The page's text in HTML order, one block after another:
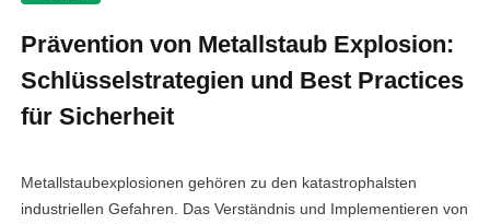
Prävention von Metallstaub Explosion:
Schlüsselstrategien und Best Practices
für Sicherheit
Metallstaubexplosionen gehören zu den katastrophalsten
industriellen Gefahren. Das Verständnis und Implementieren von